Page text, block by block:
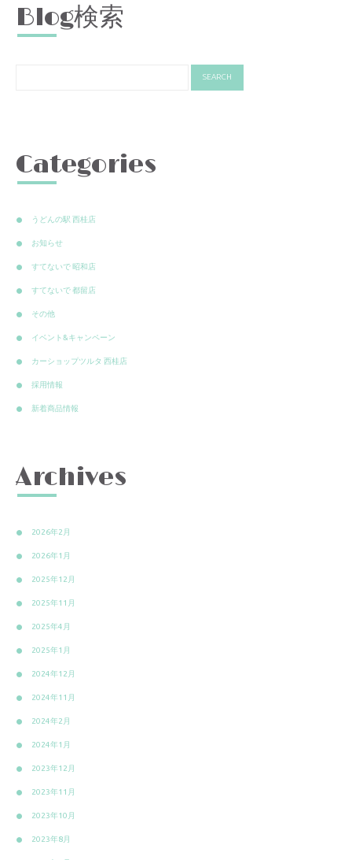
Blog検索
Categories
うどんの駅 西桂店
お知らせ
すてないで 昭和店
すてないで 都留店
その他
イベント&キャンペーン
カーショップツルタ 西桂店
採用情報
新着商品情報
Archives
2026年2月
2026年1月
2025年12月
2025年11月
2025年4月
2025年1月
2024年12月
2024年11月
2024年2月
2024年1月
2023年12月
2023年11月
2023年10月
2023年8月